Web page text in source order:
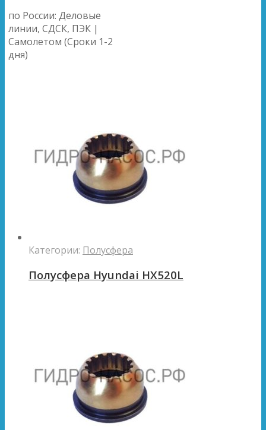
по России: Деловые
линии, СДСК, ПЭК |
Самолетом (Сроки 1-2
дня)
Категории: Полусфера
Полусфера Hyundai HX520L